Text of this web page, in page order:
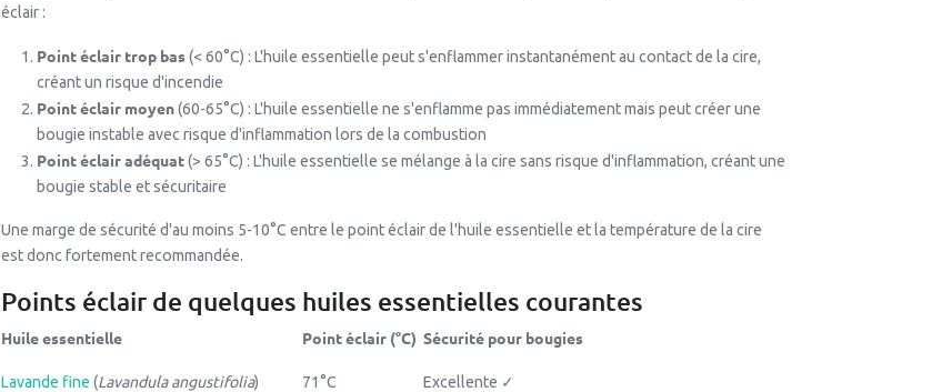
éclair :
Point éclair trop bas(< 60°C) : L'huile essentielle peut s'enflammer instantanément au contact de la cire,
créant un risque d'incendie
Point éclair moyen(60-65°C) : L'huile essentielle ne s'enflamme pas immédiatement mais peut créer une
bougie instable avec risque d'inflammation lors de la combustion
Point éclair adéquat(> 65°C) : L'huile essentielle se mélange à la cire sans risque d'inflammation, créant une
bougie stable et sécuritaire
Une marge de sécurité d'au moins 5-10°C entre le point éclair de l'huile essentielle et la température de la cire
est donc fortement recommandée.
Points éclair de quelques huiles essentielles courantes
Huile essentielle Point éclair (°C) Sécurité pour bougies
Lavande fine (Lavandula angustifolia) 71°C Excellente ✓